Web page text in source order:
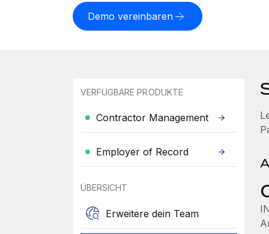
Demo vereinbaren
VERFÜGBARE PRODUKTE
Contractor Management
Employer of Record
ÜBERSICHT
Erweitere dein Team